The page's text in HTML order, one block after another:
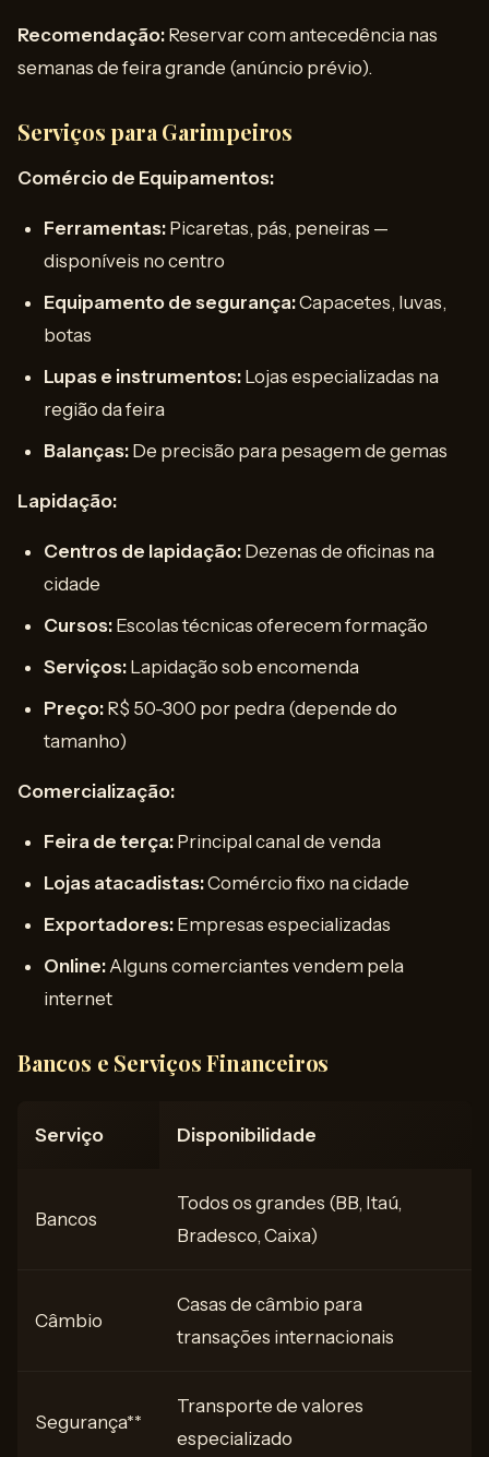
Recomendação: Reservar com antecedência nas
semanas de feira grande (anúncio prévio).
Serviços para Garimpeiros
Comércio de Equipamentos:
Ferramentas: Picaretas, pás, peneiras —
disponíveis no centro
Equipamento de segurança:Capacetes, luvas,
botas
Lupas e instrumentos: Lojas especializadas na
região da feira
Balanças: De precisão para pesagem de gemas
Lapidação:
Centros de lapidação: Dezenas de oficinas na
cidade
Cursos: Escolas técnicas oferecem formação
Serviços: Lapidação sob encomenda
Preço: R$ 50-300 por pedra (depende do
tamanho)
Comercialização:
Feira de terça: Principal canal de venda
Lojas atacadistas:Comércio fixo na cidade
Exportadores: Empresas especializadas
Online:Alguns comerciantes vendem pela
internet
Bancos e Serviços Financeiros
Serviço Disponibilidade
Bancos
Todos os grandes (BB, Itaú,
Bradesco, Caixa)
Câmbio
Casas de câmbio para
transações internacionais
Segurança**
Transporte de valores
especializado